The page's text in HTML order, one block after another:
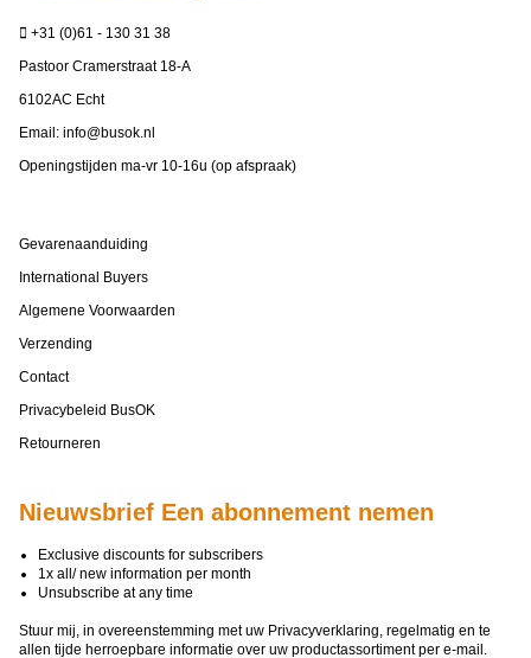
+31 (0)61 - 130 31 38
Pastoor Cramerstraat 18-A
6102AC Echt
Email: info@busok.nl
Openingstijden ma-vr 10-16u (op afspraak)
Gevarenaanduiding
International Buyers
Algemene Voorwaarden
Verzending
Contact
Privacybeleid BusOK
Retourneren
Nieuwsbrief Een abonnement nemen
Exclusive discounts for subscribers
1x all/ new information per month
Unsubscribe at any time
Stuur mij, in overeenstemming met uw Privacyverklaring, regelmatig en te
allen tijde herroepbare informatie over uw productassortiment per e-mail.